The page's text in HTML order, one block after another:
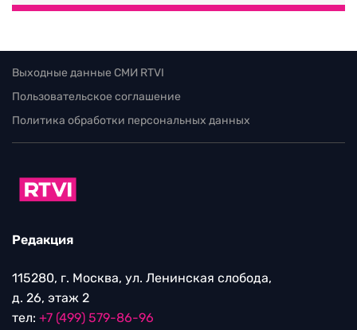
Выходные данные СМИ RTVI
Пользовательское соглашение
Политика обработки персональных данных
Редакция
115280, г. Москва, ул. Ленинская слобода,
д. 26, этаж 2
тел: +7 (499) 579-86-96